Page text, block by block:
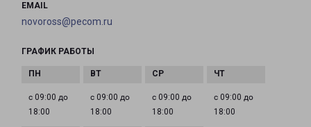
EMAIL
novoross@pecom.ru
ГРАФИК РАБОТЫ
с 09:00 до
18:00
с 09:00 до
18:00
с 09:00 до
18:00
с 09:00 до
18:00